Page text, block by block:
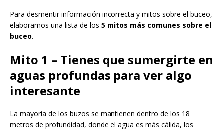
Para desmentir información incorrecta y mitos sobre el buceo,
elaboramos una lista de los 5 mitos más comunes sobre el
buceo.
Mito 1 – Tienes que sumergirte en
aguas profundas para ver algo
interesante
La mayoría de los buzos se mantienen dentro de los 18
metros de profundidad, donde el agua es más cálida, los